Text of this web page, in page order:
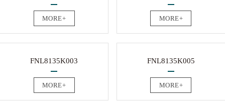
MORE+ MORE+
FNL8135K003
MORE+
FNL8135K005
MORE+